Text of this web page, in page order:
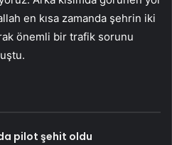
en kısa zamanda şehrin iki
önemli bir trafik sorunu
pilot şehit oldu